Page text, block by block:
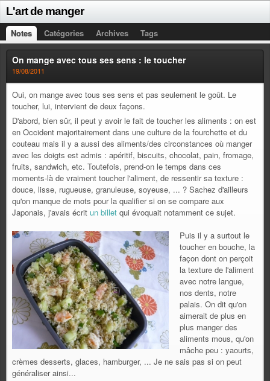
L'art de manger
Notes Catégories Archives Tags
On mange avec tous ses sens : le toucher
19/08/2011
Oui, on mange avec tous ses sens et pas seulement le goût. Le
toucher, lui, intervient de deux façons.
D'abord, bien sûr, il peut y avoir le fait de toucher les aliments : on est
en Occident majoritairement dans une culture de la fourchette et du
couteau mais il y a aussi des aliments/des circonstances où manger
avec les doigts est admis : apéritif, biscuits, chocolat, pain, fromage,
fruits, sandwich, etc. Toutefois, prend-on le temps dans ces
moments-là de vraiment toucher l'aliment, de ressentir sa texture :
douce, lisse, rugueuse, granuleuse, soyeuse, ... ? Sachez d'ailleurs
qu'on manque de mots pour la qualifier si on se compare aux
Japonais, j'avais écrit un billet qui évoquait notamment ce sujet.
Puis il y a surtout le
toucher en bouche, la
façon dont on perçoit
la texture de l'aliment
avec notre langue,
nos dents, notre
palais. On dit qu'on
aimerait de plus en
plus manger des
aliments mous, qu'on
mâche peu : yaourts,
crèmes desserts, glaces, hamburger, ... Je ne sais pas si on peut
généraliser ainsi...